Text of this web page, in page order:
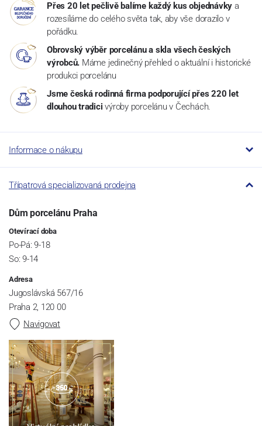
Přes 20 let pečlivě balíme každý kus objednávky a
rozesíláme do celého světa tak, aby vše dorazilo v
pořádku.
Obrovský výběr porcelánu a skla všech českých
výrobců. Máme jedinečný přehled o aktuální i historické
produkci porcelánu
Jsme česká rodinná firma podporující přes 220 let
dlouhou tradici výroby porcelánu v Čechách.
Informace o nákupu
Třípatrová specializovaná prodejna
Dům porcelánu Praha
Otevírací doba
Po-Pá: 9-18
So: 9-14
Adresa
Jugoslávská 567/16
Praha 2, 120 00
Navigovat